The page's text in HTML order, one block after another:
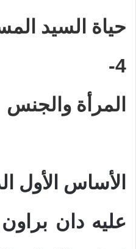
حياة السيد
4-
المرأة والجنس
الأساس الأول
عليه دان